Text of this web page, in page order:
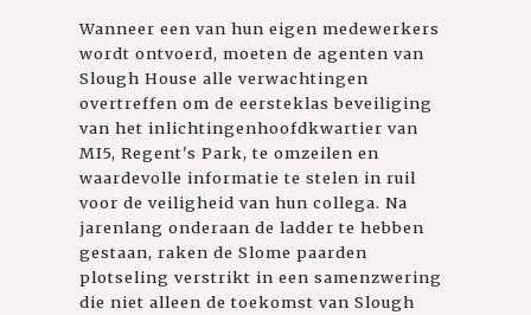
Wanneer een van hun eigen medewerkers
wordt ontvoerd, moeten de agenten van
Slough House alle verwachtingen
overtreffen om de eersteklas beveiliging
van het inlichtingenhoofdkwartier van
MI5, Regent's Park, te omzeilen en
waardevolle informatie te stelen in ruil
voor de veiligheid van hun collega. Na
jarenlang onderaan de ladder te hebben
gestaan, raken de Slome paarden
plotseling verstrikt in een samenzwering
die niet alleen de toekomst van Slough